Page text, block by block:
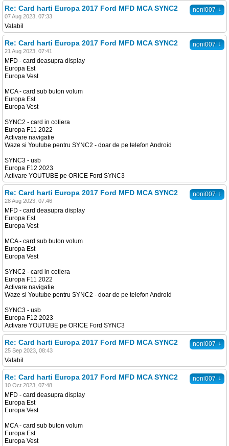
noni007 ↓
Re: Card harti Europa 2017 Ford MFD MCA SYNC2
07 Aug 2023, 07:33
Valabil
noni007 ↓
Re: Card harti Europa 2017 Ford MFD MCA SYNC2
21 Aug 2023, 07:41
MFD - card deasupra display
Europa Est
Europa Vest
MCA - card sub buton volum
Europa Est
Europa Vest
SYNC2 - card in cotiera
Europa F11 2022
Activare navigatie
Waze si Youtube pentru SYNC2 - doar de pe telefon Android
SYNC3 - usb
Europa F12 2023
Activare YOUTUBE pe ORICE Ford SYNC3
noni007 ↓
Re: Card harti Europa 2017 Ford MFD MCA SYNC2
28 Aug 2023, 07:46
MFD - card deasupra display
Europa Est
Europa Vest
MCA - card sub buton volum
Europa Est
Europa Vest
SYNC2 - card in cotiera
Europa F11 2022
Activare navigatie
Waze si Youtube pentru SYNC2 - doar de pe telefon Android
SYNC3 - usb
Europa F12 2023
Activare YOUTUBE pe ORICE Ford SYNC3
noni007 ↓
Re: Card harti Europa 2017 Ford MFD MCA SYNC2
25 Sep 2023, 08:43
Valabil
noni007 ↓
Re: Card harti Europa 2017 Ford MFD MCA SYNC2
10 Oct 2023, 07:48
MFD - card deasupra display
Europa Est
Europa Vest
MCA - card sub buton volum
Europa Est
Europa Vest